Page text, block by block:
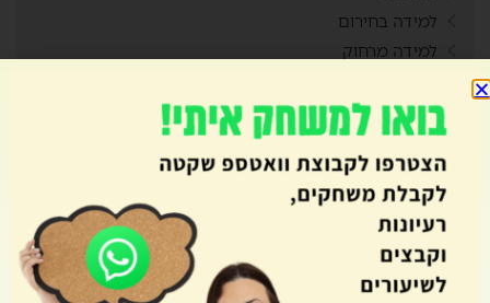
למידה בחירום
למידה מרחוק
מבוכים
מבנה עשרוני
מגילת אסתר
מהות הכפל
מוגבלות
מולדת
מחולל בינגו